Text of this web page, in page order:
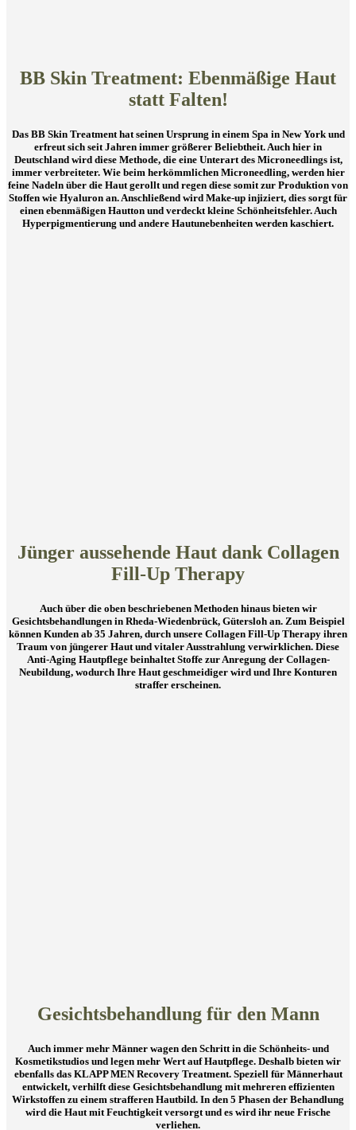
BB Skin Treatment: Ebenmäßige Haut
statt Falten!
Das BB Skin Treatment hat seinen Ursprung in einem Spa in New York und
erfreut sich seit Jahren immer größerer Beliebtheit. Auch hier in
Deutschland wird diese Methode, die eine Unterart des Microneedlings ist,
immer verbreiteter. Wie beim herkömmlichen Microneedling, werden hier
feine Nadeln über die Haut gerollt und regen diese somit zur Produktion von
Stoffen wie Hyaluron an. Anschließend wird Make-up injiziert, dies sorgt für
einen ebenmäßigen Hautton und verdeckt kleine Schönheitsfehler. Auch
Hyperpigmentierung und andere Hautunebenheiten werden kaschiert.
Jünger aussehende Haut dank Collagen
Fill-Up Therapy
Auch über die oben beschriebenen Methoden hinaus bieten wir
Gesichtsbehandlungen in Rheda-Wiedenbrück, Gütersloh an. Zum Beispiel
können Kunden ab 35 Jahren, durch unsere Collagen Fill-Up Therapy ihren
Traum von jüngerer Haut und vitaler Ausstrahlung verwirklichen. Diese
Anti-Aging Hautpflege beinhaltet Stoffe zur Anregung der Collagen-
Neubildung, wodurch Ihre Haut geschmeidiger wird und Ihre Konturen
straffer erscheinen.
Gesichtsbehandlung für den Mann
Auch immer mehr Männer wagen den Schritt in die Schönheits- und
Kosmetikstudios und legen mehr Wert auf Hautpflege. Deshalb bieten wir
ebenfalls das KLAPP MEN Recovery Treatment. Speziell für Männerhaut
entwickelt, verhilft diese Gesichtsbehandlung mit mehreren effizienten
Wirkstoffen zu einem strafferen Hautbild. In den 5 Phasen der Behandlung
wird die Haut mit Feuchtigkeit versorgt und es wird ihr neue Frische
verliehen.